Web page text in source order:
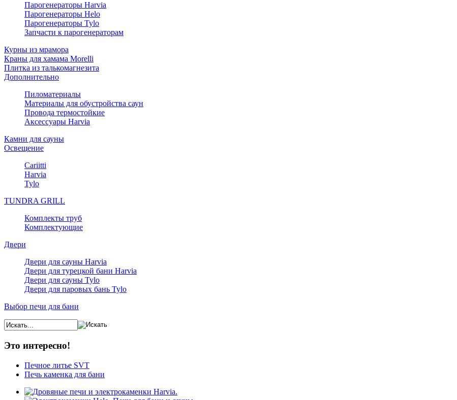
Парогенераторы Harvia
Парогенераторы Helo
Парогенераторы Tylo
Запчасти к парогенераторам
Курны из мрамора
Краны для хамама Morelli
Плитка из талькомагнезита
Дополнительно
Пиломатериалы
Материалы для обустройства саун
Провода термостойкие
Аксессуары Harvia
Камни для сауны
Освещение
Cariitti
Harvia
Tylo
TUNDRA GRILL
Комплекты труб
Комплектующие
Двери
Двери для сауны Harvia
Двери для турецкой бани Harvia
Двери для сауны Tylo
Двери для паровых бань Tylo
Выбор печи для бани
Это интересно!
Печное литье SVT
Печь каменка для бани